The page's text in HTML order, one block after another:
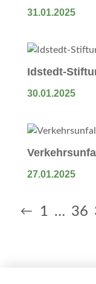
31.01.2025
Idstedt-
30.01.2025
27.01.2025
1 … 36